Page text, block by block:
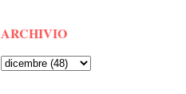
ARCHIVIO